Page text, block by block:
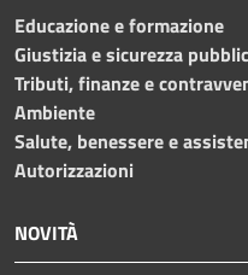
Educazione e formazione
Giustizia e sicurezza
Tributi, finanze e
Ambiente
Salute, benessere e
Autorizzazioni
NOVITÀ